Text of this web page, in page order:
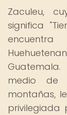
Zaculeu,
significa
medio de
montañas,
privilegiada